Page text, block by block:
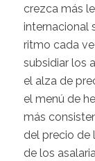
crezca más
internacional
ritmo cada
subsidiar los
el alza de
el menú de
más
del precio de
de los